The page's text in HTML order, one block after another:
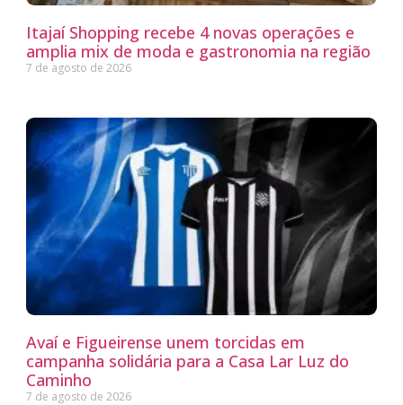
Itajaí Shopping recebe 4 novas operações e
amplia mix de moda e gastronomia na região
7 de agosto de 2026
Avaí e Figueirense unem torcidas em
campanha solidária para a Casa Lar Luz do
Caminho
7 de agosto de 2026